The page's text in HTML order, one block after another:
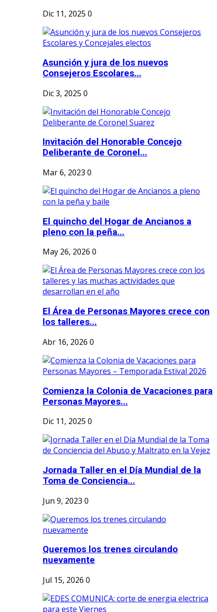
Dic 11, 2025 0
Asunción y jura de los nuevos
Consejeros Escolares...
Dic 3, 2025 0
Invitación del Honorable Concejo
Deliberante de Coronel...
Mar 6, 2023 0
El quincho del Hogar de Ancianos a
pleno con la peña...
May 26, 2026 0
El Área de Personas Mayores crece con
los talleres...
Abr 16, 2026 0
Comienza la Colonia de Vacaciones para
Personas Mayores...
Dic 11, 2025 0
Jornada Taller en el Día Mundial de la
Toma de Conciencia...
Jun 9, 2023 0
Queremos los trenes circulando
nuevamente
Jul 15, 2026 0